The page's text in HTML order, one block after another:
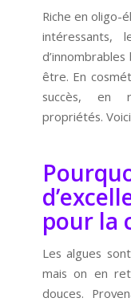
Riche en oligo-
intéressants,
être. En
succès, en
propriétés.
pour la
Les algues
mais on en
douces.